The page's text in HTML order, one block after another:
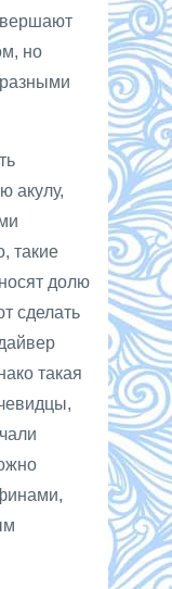
но
акулу,
такие
долю
сделать
такая